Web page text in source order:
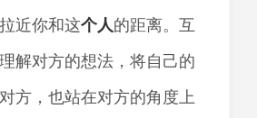
近你和这个人的距离。互
解对方的想法，将自己的
方，也站在对方的角度上